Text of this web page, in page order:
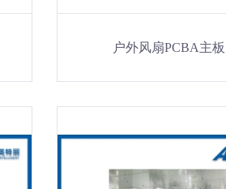
户外风扇PCBA主板